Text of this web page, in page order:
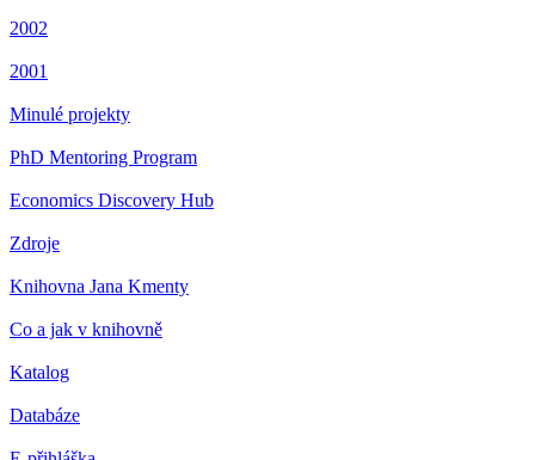
2002
2001
Minulé projekty
PhD Mentoring Program
Economics Discovery Hub
Zdroje
Knihovna Jana Kmenty
Co a jak v knihovně
Katalog
Databáze